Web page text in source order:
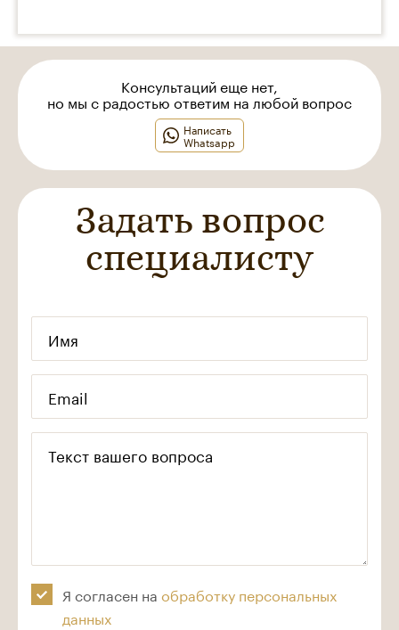
Консультаций еще нет,
но мы с радостью ответим на любой вопрос
Написать
Whatsapp
Задать вопрос
специалисту
Имя
Email
Текст вашего вопроса
Я согласен на обработку персональных
данных